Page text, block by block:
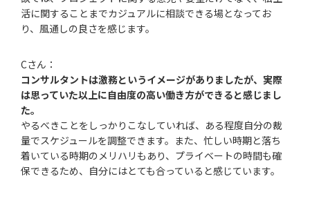
活に関することまでカジュアルに相談できる場となってお
り、風通しの良さを感じます。
Cさん：
コンサルタントは激務というイメージがありましたが、実際
は思っていた以上に自由度の高い働き方ができると感じまし
た。
やるべきことをしっかりこなしていれば、ある程度自分の裁
量でスケジュールを調整できます。また、忙しい時期と落ち
着いている時期のメリハリもあり、プライベートの時間も確
保できるため、自分にはとても合っていると感じています。